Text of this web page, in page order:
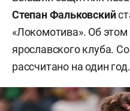
Степан Фальковский
«Локомотива». Об этом
ярославского клуба.
рассчитано на один год.